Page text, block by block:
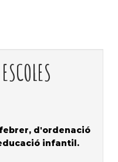
febrer, d'ordenació
infantil.